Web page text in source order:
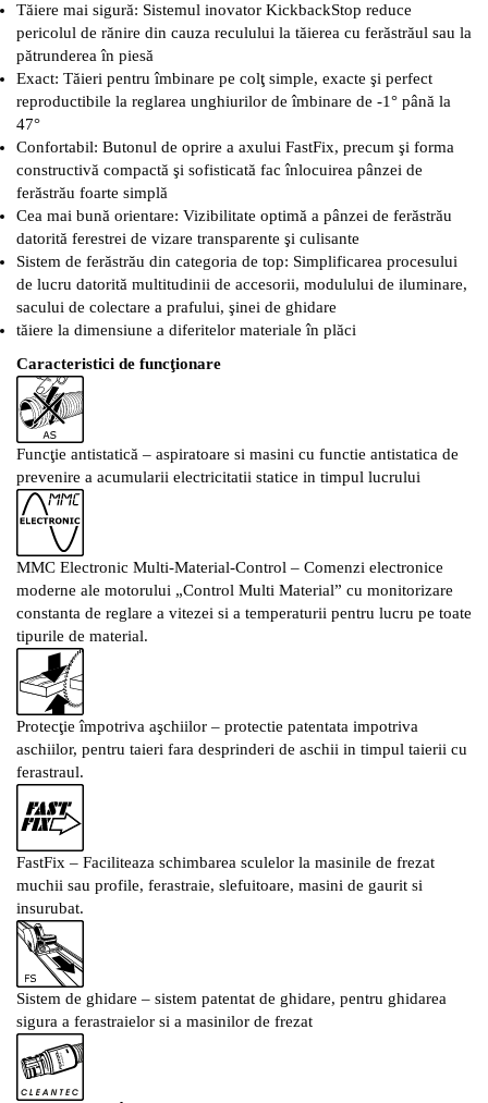
Tăiere mai sigură: Sistemul inovator KickbackStop reduce
pericolul de rănire din cauza reculului la tăierea cu ferăstrăul sau la
pătrunderea în piesă
Exact: Tăieri pentru îmbinare pe colţ simple, exacte şi perfect
reproductibile la reglarea unghiurilor de îmbinare de -1° până la
47°
Confortabil: Butonul de oprire a axului FastFix, precum şi forma
constructivă compactă şi sofisticată fac înlocuirea pânzei de
ferăstrău foarte simplă
Cea mai bună orientare: Vizibilitate optimă a pânzei de ferăstrău
datorită ferestrei de vizare transparente şi culisante
Sistem de ferăstrău din categoria de top: Simplificarea procesului
de lucru datorită multitudinii de accesorii, modulului de iluminare,
sacului de colectare a prafului, şinei de ghidare
tăiere la dimensiune a diferitelor materiale în plăci
Caracteristici de funcţionare
Funcţie antistatică – aspiratoare si masini cu functie antistatica de
prevenire a acumularii electricitatii statice in timpul lucrului
MMC Electronic Multi-Material-Control – Comenzi electronice
moderne ale motorului „Control Multi Material” cu monitorizare
constanta de reglare a vitezei si a temperaturii pentru lucru pe toate
tipurile de material.
Protecţie împotriva aşchiilor – protectie patentata impotriva
aschiilor, pentru taieri fara desprinderi de aschii in timpul taierii cu
ferastraul.
FastFix – Faciliteaza schimbarea sculelor la masinile de frezat
muchii sau profile, ferastraie, slefuitoare, masini de gaurit si
insurubat.
Sistem de ghidare – sistem patentat de ghidare, pentru ghidarea
sigura a ferastraielor si a masinilor de frezat